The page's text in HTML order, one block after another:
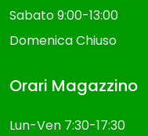
Sabato 9:00-13:00
Domenica Chiuso
Orari Magazzino
Lun-Ven 7:30-17:30